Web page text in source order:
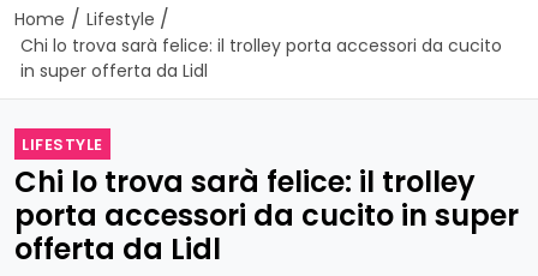
Home / Lifestyle /
Chi lo trova sarà felice: il trolley porta accessori da cucito
in super offerta da Lidl
LIFESTYLE
Chi lo trova sarà felice: il trolley
porta accessori da cucito in super
offerta da Lidl